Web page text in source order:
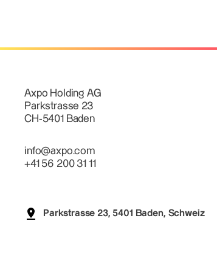
Axpo Holding AG
Parkstrasse 23
CH-5401 Baden
info@axpo.com
+41 56 200 31 11
Parkstrasse 23, 5401 Baden, Schweiz